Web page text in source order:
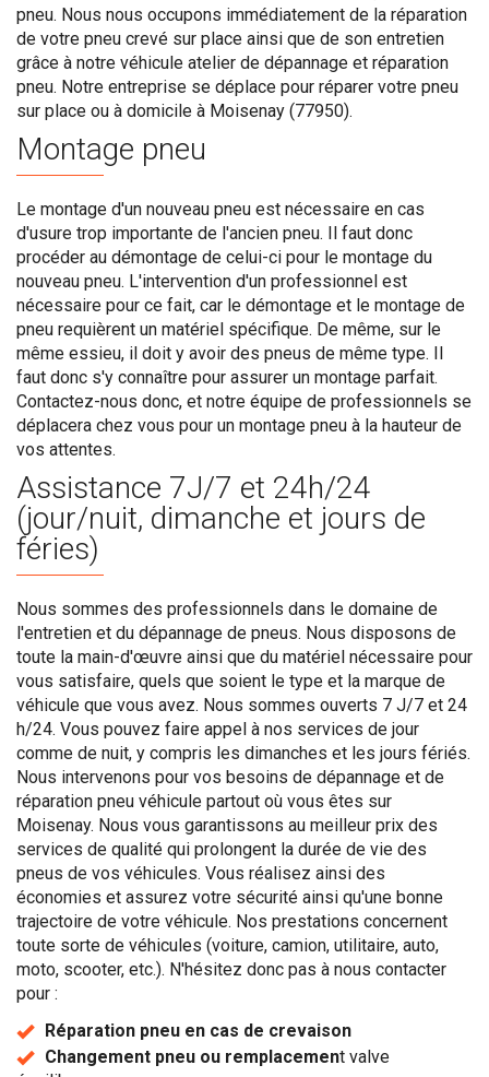
pneu. Nous nous occupons immédiatement de la réparation
de votre pneu crevé sur place ainsi que de son entretien
grâce à notre véhicule atelier de dépannage et réparation
pneu. Notre entreprise se déplace pour réparer votre pneu
sur place ou à domicile à Moisenay (77950).
Montage pneu
Le montage d'un nouveau pneu est nécessaire en cas
d'usure trop importante de l'ancien pneu. Il faut donc
procéder au démontage de celui-ci pour le montage du
nouveau pneu. L'intervention d'un professionnel est
nécessaire pour ce fait, car le démontage et le montage de
pneu requièrent un matériel spécifique. De même, sur le
même essieu, il doit y avoir des pneus de même type. Il
faut donc s'y connaître pour assurer un montage parfait.
Contactez-nous donc, et notre équipe de professionnels se
déplacera chez vous pour un montage pneu à la hauteur de
vos attentes.
Assistance 7J/7 et 24h/24
(jour/nuit, dimanche et jours de
féries)
Nous sommes des professionnels dans le domaine de
l'entretien et du dépannage de pneus. Nous disposons de
toute la main-d'œuvre ainsi que du matériel nécessaire pour
vous satisfaire, quels que soient le type et la marque de
véhicule que vous avez. Nous sommes ouverts 7 J/7 et 24
h/24. Vous pouvez faire appel à nos services de jour
comme de nuit, y compris les dimanches et les jours fériés.
Nous intervenons pour vos besoins de dépannage et de
réparation pneu véhicule partout où vous êtes sur
Moisenay. Nous vous garantissons au meilleur prix des
services de qualité qui prolongent la durée de vie des
pneus de vos véhicules. Vous réalisez ainsi des
économies et assurez votre sécurité ainsi qu'une bonne
trajectoire de votre véhicule. Nos prestations concernent
toute sorte de véhicules (voiture, camion, utilitaire, auto,
moto, scooter, etc.). N'hésitez donc pas à nous contacter
pour :
Réparation pneu en cas de crevaison
Changement pneu ou remplacement valve